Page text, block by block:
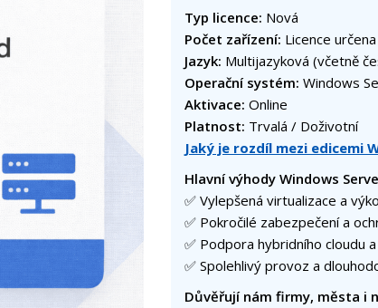
Typ licence: Nová
Počet zařízení: Licence
Jazyk: Multijazyková (včetně
Operační systém: Windows
Aktivace: Online
Platnost: Trvalá / Doživotní
Jaký je rozdíl mezi edicemi
Hlavní výhody Windows
✅ Vylepšená virtualizace a
✅ Pokročilé zabezpečení a
✅ Podpora hybridního cloudu
✅ Spolehlivý provoz a
Důvěřují nám firmy, města i